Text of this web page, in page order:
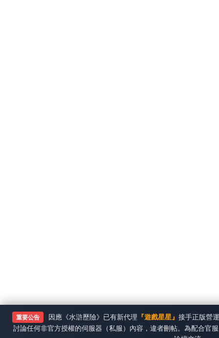
重要公告 因應《水滸歷險》已有新代理 『遊戲星星』 接手正版營
討論任何非官方授權的伺服器（私服）內容，違者刪帖。為配合官